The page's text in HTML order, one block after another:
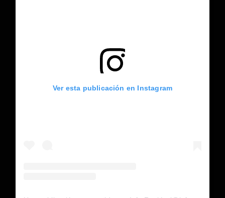
Ver esta publicación en Instagram